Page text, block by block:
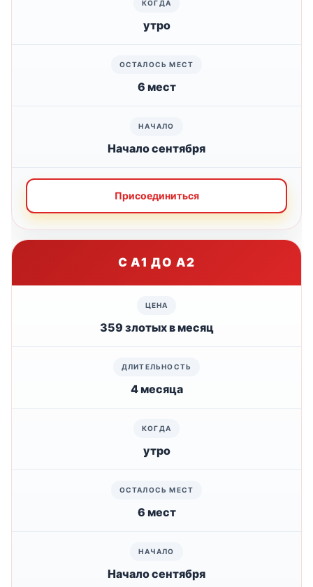
утро
6 мест
Начало сентября
Присоединиться
С A1 ДО A2
359 злотых в месяц
4 месяца
утро
6 мест
Начало сентября